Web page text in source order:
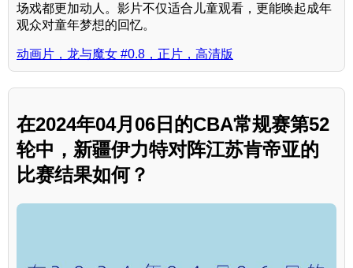
场戏都更加动人。影片不仅适合儿童观看，更能唤起成年
观众对童年梦想的回忆。
动画片，龙与魔女 #0.8，正片，高清版
在2024年04月06日的CBA常规赛第52
轮中，新疆伊力特对阵江苏肯帝亚的
比赛结果如何？